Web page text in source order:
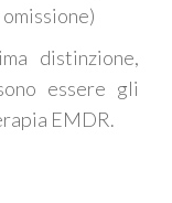
distinzione,
essere gli
EMDR.